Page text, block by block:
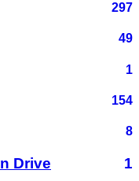
297
49
1
154
8
Drive
1